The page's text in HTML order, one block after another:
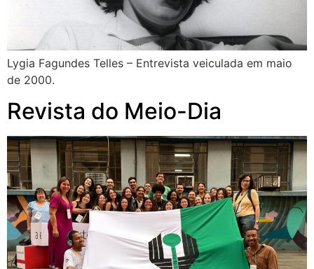
Lygia Fagundes Telles – Entrevista veiculada em maio
de 2000.
Revista do Meio-Dia